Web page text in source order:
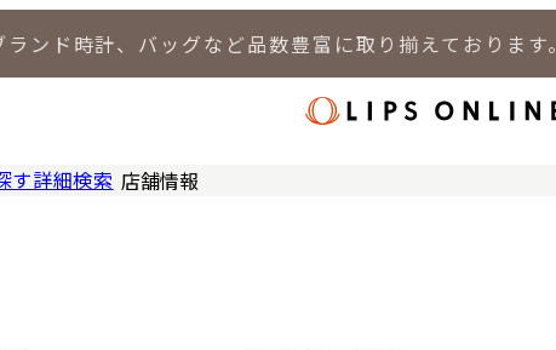
ンド時計、バッグなど品数豊富に取り揃えております。
す詳細検索 店舗情報